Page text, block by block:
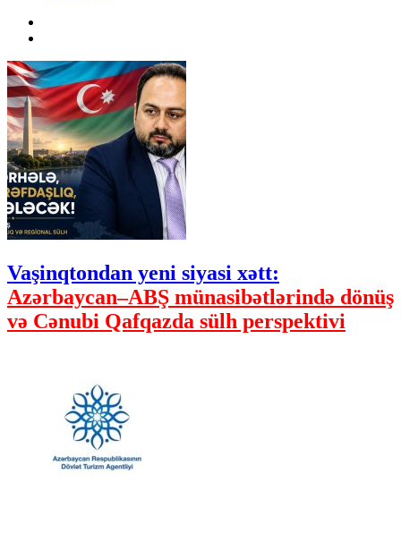
Vaşinqtondan yeni siyasi xətt:
Azərbaycan–ABŞ münasibətlərində dönüş
və Cənubi Qafqazda sülh perspektivi